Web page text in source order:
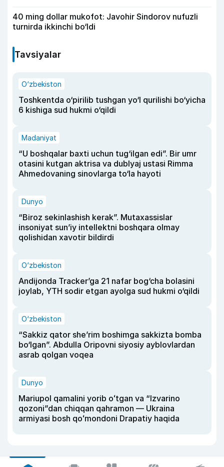
40 ming dollar mukofot: Javohir Sindorov nufuzli
turnirda ikkinchi bo‘ldi
Tavsiyalar
O‘zbekiston
Toshkentda o‘pirilib tushgan yo‘l qurilishi bo‘yicha
6 kishiga sud hukmi o‘qildi
Madaniyat
“U boshqalar baxti uchun tug‘ilgan edi”. Bir umr
otasini kutgan aktrisa va dublyaj ustasi Rimma
Ahmedovaning sinovlarga to‘la hayoti
Dunyo
“Biroz sekinlashish kerak”. Mutaxassislar
insoniyat sun’iy intellektni boshqara olmay
qolishidan xavotir bildirdi
O‘zbekiston
Andijonda Tracker’ga 21 nafar bog‘cha bolasini
joylab, YTH sodir etgan ayolga sud hukmi o‘qildi
O‘zbekiston
“Sakkiz qator she’rim boshimga sakkizta bomba
bo‘lgan”. Abdulla Oripovni siyosiy ayblovlardan
asrab qolgan voqea
Dunyo
Mariupol qamalini yorib oʻtgan va “Izvarino
qozoni”dan chiqqan qahramon — Ukraina
armiyasi bosh qoʻmondoni Drapatiy haqida